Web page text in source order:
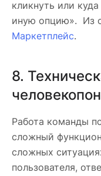
кликнуть или
иную опцию». Из
Маркетплейс.
8.
Работа команды
сложный
сложных
пользователя,